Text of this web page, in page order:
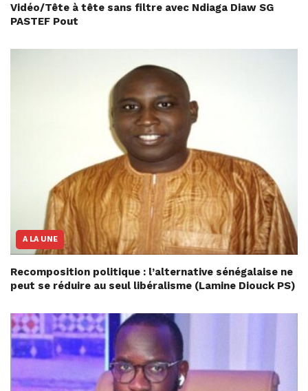
Vidéo/Tête à tête sans filtre avec Ndiaga Diaw SG
PASTEF Pout
A LA UNE
Recomposition politique : l’alternative sénégalaise ne
peut se réduire au seul libéralisme (Lamine Diouck PS)